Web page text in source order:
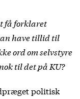
få forklaret
have tillid til
ord om selvstyre
til det på KU?
politisk